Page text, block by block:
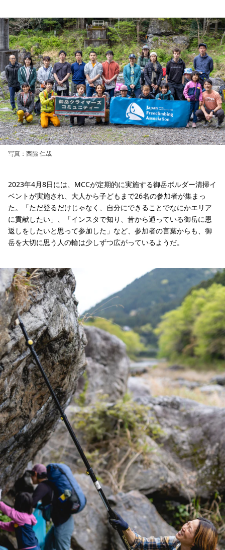
写真：西脇 仁哉
2023年4月8日には、MCCが定期的に実施する御岳ボルダー清掃イ
ベントが実施され、大人から子どもまで26名の参加者が集まっ
た。「ただ登るだけじゃなく、自分にできることでなにかエリア
に貢献したい」、「インスタで知り、昔から通っている御岳に恩
返しをしたいと思って参加した」など、参加者の言葉からも、御
岳を大切に思う人の輪は少しずつ広がっているようだ。